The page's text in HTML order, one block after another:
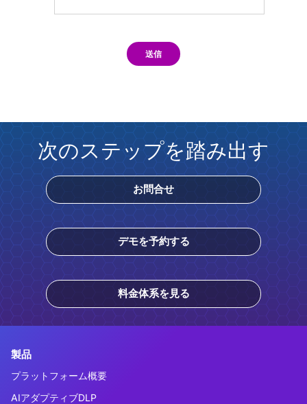
送信
次のステップを踏み出す
お問合せ
デモを予約する
料金体系を見る
製品
プラットフォーム概要
AIアダプティブDLP